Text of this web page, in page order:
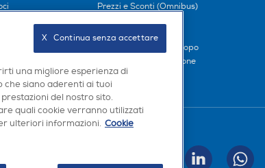
Prezzi e Sconti (Omnibus)
Finanziamenti
Compra ora e paga dopo
Consegna e Installazione
Seguici sui social
una migliore esperienza di
che siano aderenti ai tuoi
del nostro sito.
quali cookie verranno utilizzati
ulteriori informazioni. Cookie
X   Continua senza accettare